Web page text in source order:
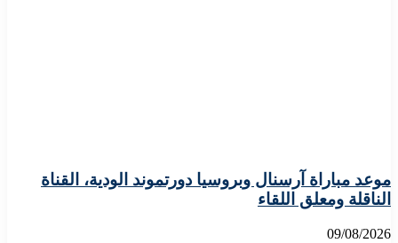
موعد مباراة آرسنال وبروسيا دورتموند الودية، القناة
الناقلة ومعلق اللقاء
09/08/2026